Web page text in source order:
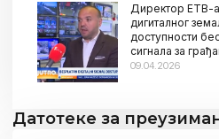
Директор ЕТВ-а
дигиталног
доступности
сигнала за
09.04.2026
Датотеке за